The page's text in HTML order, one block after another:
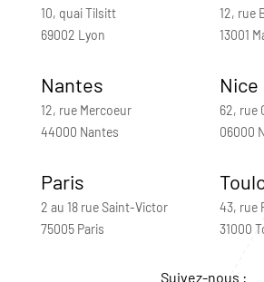
10, quai Tilsitt
69002 Lyon
12, rue
13001
Nantes
12, rue Mercoeur
44000 Nantes
Nice
62, rue
06000
Paris
2 au 18 rue Saint-Victor
75005 Paris
43, rue
31000
Suivez-nous :